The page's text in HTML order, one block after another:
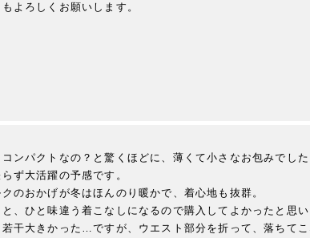
よろしくお願いします。
ンパクトなの？と驚くほどに、薄くて小さなお包みでした
ず大活躍の予感です。
のおかげが冬はほんのり暖かで、着心地も抜群。
、ひと味違う着こなしになるので購入してよかったと思い
干大きかった…ですが、ウエスト部分を折って、落ちて